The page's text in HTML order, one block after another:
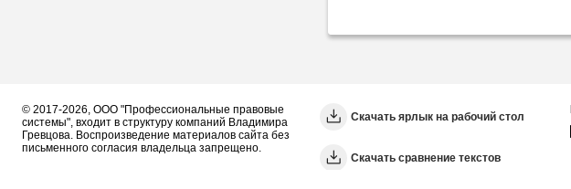
© 2017-2026, ООО "Профессиональные правовые
системы", входит в структуру компаний Владимира
Гревцова. Воспроизведение материалов сайта без
письменного согласия владельца запрещено.
Скачать ярлык на рабочий стол
Cкачать сравнение текстов